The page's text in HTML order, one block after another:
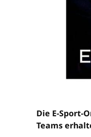
Die E-Sport-
Teams